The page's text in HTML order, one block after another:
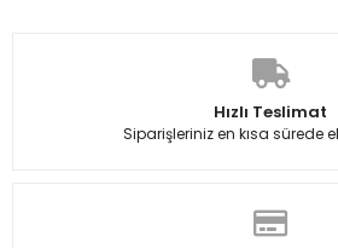
Hızlı Teslimat
Siparişleriniz en kısa sürede